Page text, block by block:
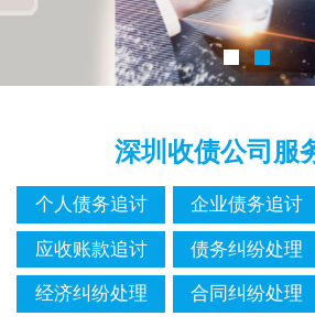
深圳收债公司服
个人债务追讨 企业债务追讨
应收账款追讨 债务纠纷处理
经济纠纷处理 合同纠纷处理